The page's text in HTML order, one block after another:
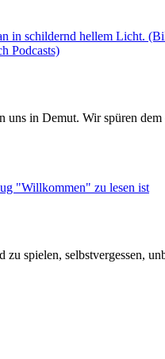
uns in Demut. Wir spüren
spielen, selbstvergessen,